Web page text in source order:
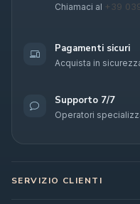
Chiamaci al +39
Pagamenti sicuri
Acquista in
Supporto 7/7
Operatori
SERVIZIO CLIENTI